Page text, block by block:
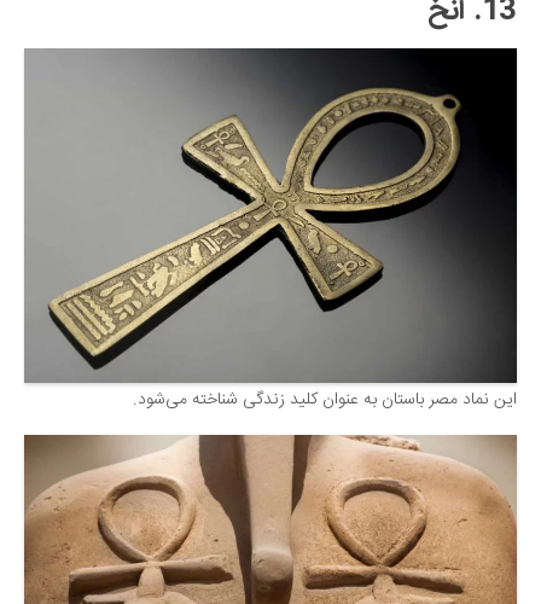
13. آنخ
این نماد مصر باستان به عنوان کلید زندگی شناخته می‌شود.